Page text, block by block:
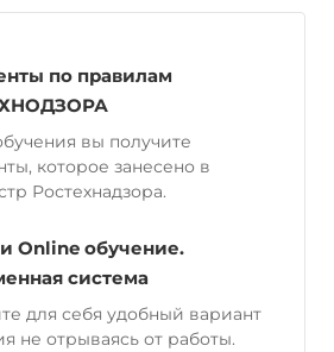
по правилам
вы получите
которое занесено в
Ростехнадзора.
Online обучение.
система
для себя удобный вариант
не отрываясь от работы.